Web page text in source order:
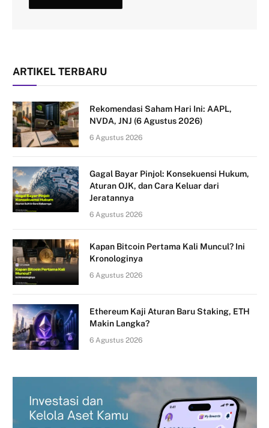
ARTIKEL TERBARU
Rekomendasi Saham Hari Ini: AAPL,
NVDA, JNJ (6 Agustus 2026)
6 Agustus 2026
Gagal Bayar Pinjol: Konsekuensi Hukum,
Aturan OJK, dan Cara Keluar dari
Jeratannya
6 Agustus 2026
Kapan Bitcoin Pertama Kali Muncul? Ini
Kronologinya
6 Agustus 2026
Ethereum Kaji Aturan Baru Staking, ETH
Makin Langka?
6 Agustus 2026